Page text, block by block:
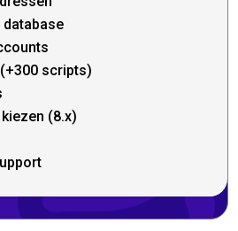
database
scripts)
(8.x)